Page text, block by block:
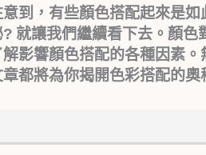
到，有些顏色搭配起來是如
就讓我們繼續看下去。顏色
影響顏色搭配的各種因素
都將為你揭開色彩搭配的